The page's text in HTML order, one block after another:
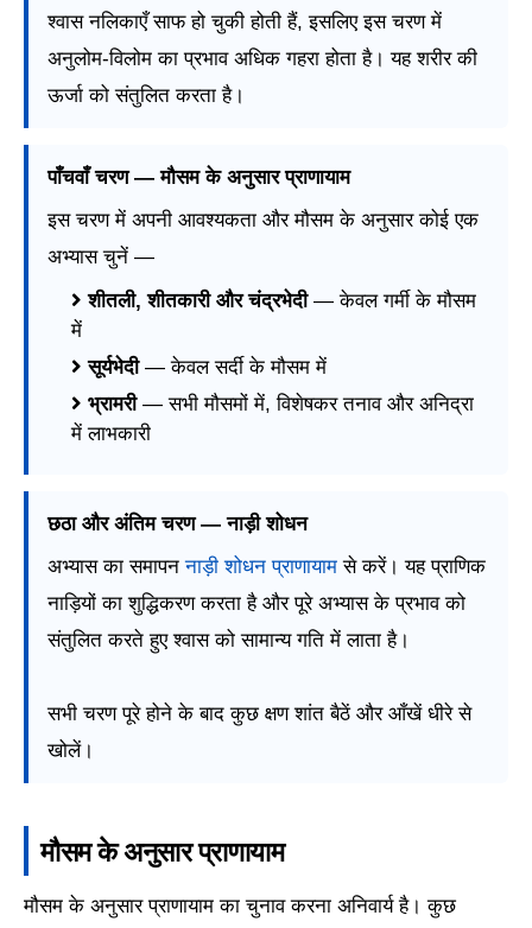
श्वास नलिकाएँ साफ हो चुकी होती हैं, इसलिए इस चरण में
अनुलोम-विलोम का प्रभाव अधिक गहरा होता है। यह शरीर की
ऊर्जा को संतुलित करता है।
पाँचवाँ चरण — मौसम के अनुसार प्राणायाम
इस चरण में अपनी आवश्यकता और मौसम के अनुसार कोई एक
अभ्यास चुनें —
शीतली, शीतकारी और चंद्रभेदी— केवल गर्मी के मौसम
में
सूर्यभेदी— केवल सर्दी के मौसम में
भ्रामरी— सभी मौसमों में, विशेषकर तनाव और अनिद्रा
में लाभकारी
छठा और अंतिम चरण — नाड़ी शोधन
अभ्यास का समापननाड़ी शोधन प्राणायाम से करें। यह प्राणिक
नाड़ियों का शुद्धिकरण करता है और पूरे अभ्यास के प्रभाव को
संतुलित करते हुए श्वास को सामान्य गति में लाता है।
सभी चरण पूरे होने के बाद कुछ क्षण शांत बैठें और आँखें धीरे से
खोलें।
मौसम के अनुसार प्राणायाम
मौसम के अनुसार प्राणायाम का चुनाव करना अनिवार्य है। कुछ